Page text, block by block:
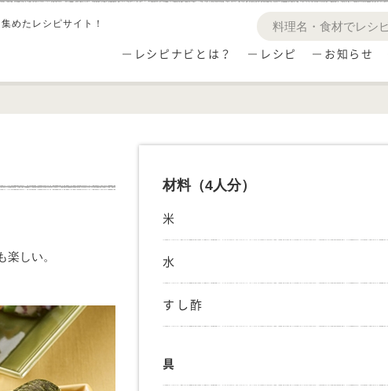
めたレシピサイト！
レシピナビとは？ レシピ お知らせ
しい。
材料（4人分）
米
水
すし酢
具